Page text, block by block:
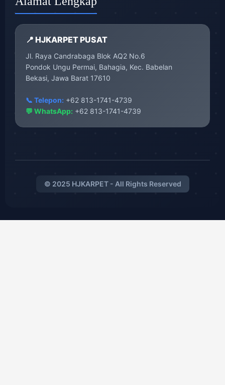
📍 HJKARPET PUSAT
Jl. Raya Candrabaga Blok AQ2 No.6
Pondok Ungu Permai, Bahagia, Kec. Babelan
Bekasi, Jawa Barat 17610
📞 Telepon: +62 813-1741-4739
💬 WhatsApp: +62 813-1741-4739
© 2025 HJKARPET - All Rights Reserved